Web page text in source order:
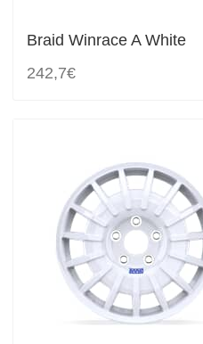
Braid Winrace A White
242,7€